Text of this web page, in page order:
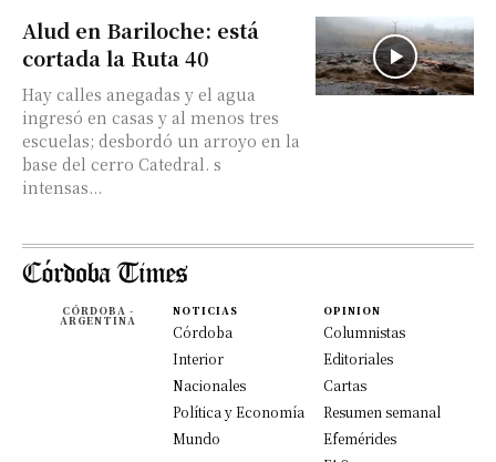
Alud en Bariloche: está
cortada la Ruta 40
Hay calles anegadas y el agua
ingresó en casas y al menos tres
escuelas; desbordó un arroyo en la
base del cerro Catedral. s
intensas...
CÓRDOBA -
ARGENTINA
NOTICIAS
Córdoba
Interior
Nacionales
Política y Economía
Mundo
OPINION
Columnistas
Editoriales
Cartas
Resumen semanal
Efemérides